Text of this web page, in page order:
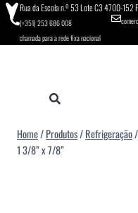
Rua da Escola n.º 53 Lote C3 4700-152
(+351) 253 686 008
chamada para a rede fixa nacional
Home/Produtos/Refrigeração/
1 3/8” x 7/8”